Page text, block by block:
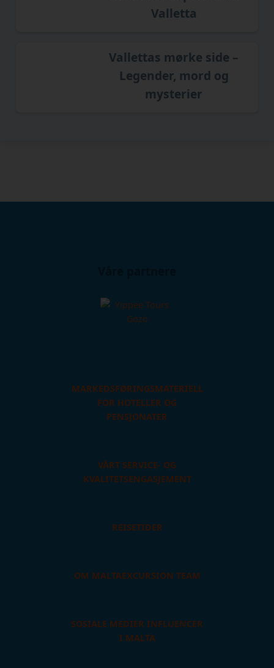
Valletta
Vallettas mørke side –
Legender, mord og
mysterier
MARKEDSFØRINGSMATERIELL
FOR HOTELLER OG
PENSJONATER
VÅRT SERVICE- OG
KVALITETSENGASJEMENT
REISETIDER
OM MALTAEXCURSION TEAM
SOSIALE MEDIER INFLUENCER
I MALTA